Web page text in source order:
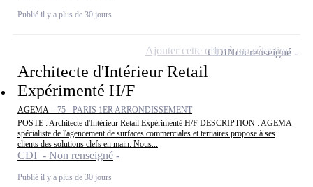
Publié il y a plus de 30 jours
Architecte d'Intérieur Retail
Expérimenté H/F
AGEMA - 75 - PARIS 1ER ARRONDISSEMENT
POSTE : Architecte d'Intérieur Retail Expérimenté H/F DESCRIPTION : AGEMA
spécialiste de l'agencement de surfaces commerciales et tertiaires propose à ses
clients des solutions clefs en main. Nous...
CDI - Non renseigné
Publié il y a plus de 30 jours
CDINon renseigné
Ajouter cette offre à ma sélection